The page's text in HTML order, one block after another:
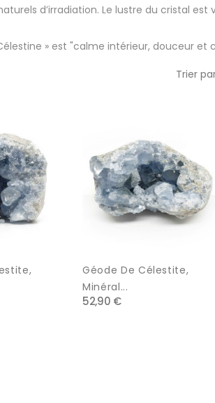
d’irradiation. Le lustre du cristal
» est "calme intérieur, douceur et
Trier
Géode De Célestite,
Minéral...
52,90 €